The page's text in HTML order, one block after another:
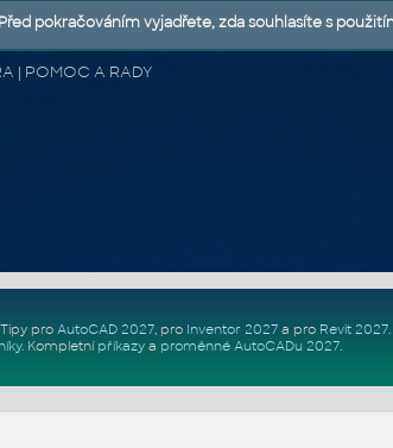
| POMOC A RADY
pro AutoCAD 2027, pro Inventor 2027a pro Revit 2027.
. Kompletní příkazya proměnné AutoCADu 2027.
pokračováním vyjadřete, zda souhlasíte s